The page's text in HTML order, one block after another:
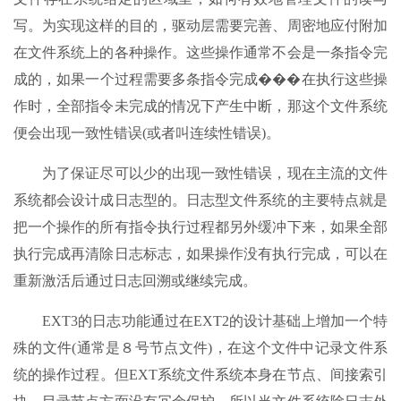
写。为实现这样的目的，驱动层需要完善、周密地应付附加
在文件系统上的各种操作。这些操作通常不会是一条指令完
成的，如果一个过程需要多条指令完成���在执行这些操
作时，全部指令未完成的情况下产生中断，那这个文件系统
便会出现一致性错误(或者叫连续性错误)。
为了保证尽可以少的出现一致性错误，现在主流的文件
系统都会设计成日志型的。日志型文件系统的主要特点就是
把一个操作的所有指令执行过程都另外缓冲下来，如果全部
执行完成再清除日志标志，如果操作没有执行完成，可以在
重新激活后通过日志回溯或继续完成。
EXT3的日志功能通过在EXT2的设计基础上增加一个特
殊的文件(通常是８号节点文件)，在这个文件中记录文件系
统的操作过程。但EXT系统文件系统本身在节点、间接索引